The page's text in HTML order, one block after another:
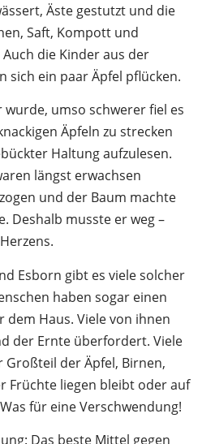
Äste gestutzt und die
Saft, Kompott und
die Kinder aus der
sich ein paar Äpfel pflücken.
wurde, umso schwerer fiel es
Äpfeln zu strecken
Haltung aufzulesen.
längst erwachsen
und der Baum machte
Deshalb musste er weg –
Esborn gibt es viele solcher
haben sogar einen
dem Haus. Viele von ihnen
der Ernte überfordert. Viele
der Äpfel, Birnen,
Früchte liegen bleibt oder auf
für eine Verschwendung!
Das beste Mittel gegen